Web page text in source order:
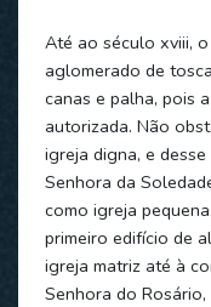
Até ao século xviii,
aglomerado de
canas e palha, pois
autorizada. Não
igreja digna, e
Senhora da
como igreja
primeiro edifício de
igreja matriz até à
Senhora do